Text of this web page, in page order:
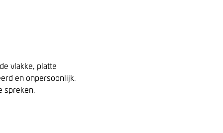
vlakke, platte
en onpersoonlijk.
spreken.